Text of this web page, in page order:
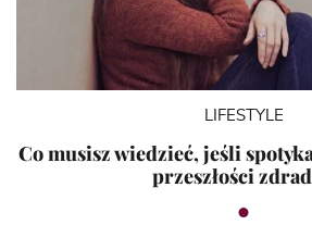
LIFESTYLE
Co musisz wiedzieć, jeśli
przeszłości